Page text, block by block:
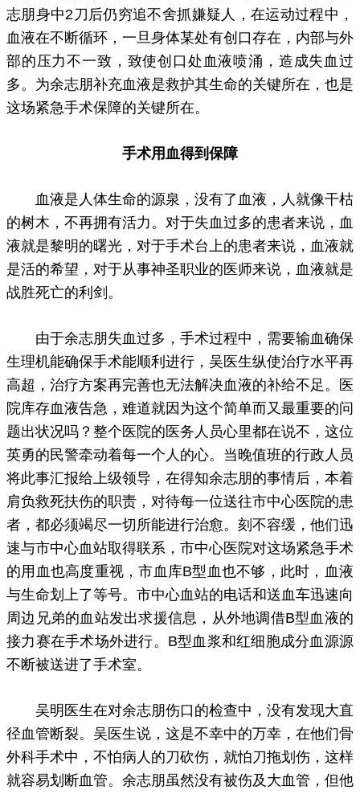
志朋身中2刀后仍穷追不舍抓嫌疑人，在运动过程中，
血液在不断循环，一旦身体某处有创口存在，内部与外
部的压力不一致，致使创口处血液喷涌，造成失血过
多。为余志朋补充血液是救护其生命的关键所在，也是
这场紧急手术保障的关键所在。
手术用血得到保障
血液是人体生命的源泉，没有了血液，人就像干枯
的树木，不再拥有活力。对于失血过多的患者来说，血
液就是黎明的曙光，对于手术台上的患者来说，血液就
是活的希望，对于从事神圣职业的医师来说，血液就是
战胜死亡的利剑。
由于余志朋失血过多，手术过程中，需要输血确保
生理机能确保手术能顺利进行，吴医生纵使治疗水平再
高超，治疗方案再完善也无法解决血液的补给不足。医
院库存血液告急，难道就因为这个简单而又最重要的问
题出状况吗？整个医院的医务人员心里都在说不，这位
英勇的民警牵动着每一个人的心。当晚值班的行政人员
将此事汇报给上级领导，在得知余志朋的事情后，本着
肩负救死扶伤的职责，对待每一位送往市中心医院的患
者，都必须竭尽一切所能进行治愈。刻不容缓，他们迅
速与市中心血站取得联系，市中心医院对这场紧急手术
的用血也高度重视，市血库B型血也不够，此时，血液
与生命划上了等号。市中心血站的电话和送血车迅速向
周边兄弟的血站发出求援信息，从外地调借B型血液的
接力赛在手术场外进行。B型血浆和红细胞成分血源源
不断被送进了手术室。
吴明医生在对余志朋伤口的检查中，没有发现大直
径血管断裂。吴医生说，这是不幸中的万幸，在他们骨
外科手术中，不怕病人的刀砍伤，就怕刀拖划伤，这样
就容易划断血管。余志朋虽然没有被伤及大血管，但他